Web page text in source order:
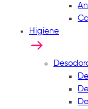
Higiene